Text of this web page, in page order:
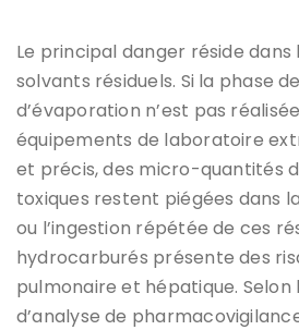
Le principal danger réside
solvants résiduels. Si la phase
d’évaporation n’est pas
équipements de laboratoire
et précis, des micro-quantités
toxiques restent piégées dans
ou l’ingestion répétée de ces
hydrocarburés présente des
pulmonaire et hépatique.
d’analyse de